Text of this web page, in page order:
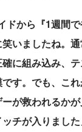
ドから『1週間
いましたね。
に組み込み、
す。でも、こ
が救われるか
チが入りました